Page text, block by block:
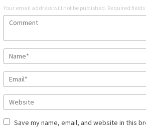
Your email address will not be published. Required
Save my name, email, and website in this